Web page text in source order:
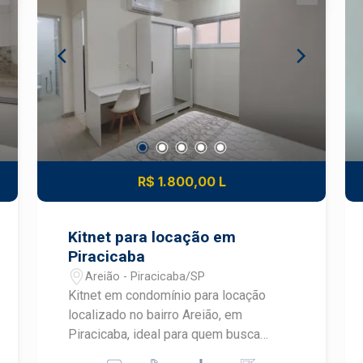
Quem busca qualidade de vida em uma
região com fácil mobilidade em
Piracicaba Uma excelente oportunidade
para morar em um apartamento
completo no bairro Jardim Nova Iguaçu,
com toda a estrutura de um condomínio
moderno e a praticidade que você
procura em Piracicaba. Frias Neto
Consultoria de Imóveis, mais de 37
anos no mercado imobiliário de
Piracicaba. Agende sua visita.
Televisão - Armário - Ar-condicionado -
Banheiro social - Condomínio com
lavanderia de uso comum
DIFERENCIAIS DO IMÓVEL - Imóvel
totalmente mobiliado e pronto para
morar - Internet inclusa no valor do
condomínio - Gás incluso no valor do
condomínio - Opção de locação de vaga
bairro São Dimas LOCALIZAÇÃO E
Dimas, em Piracicaba - Próxima à
Escola Superior de Agricultura Luiz de
Queiroz (ESALQ) - Fácil acesso ao
Shopping Piracicaba - Região com
supermercados, farmácias,
restaurantes e diversos serviços -
Bairro São Dimas com excelente
R$ 1.800,00 L
Kitnet para locação em
Piracicaba
Areião - Piracicaba/SP
Kitnet em condomínio para locação
localizado no bairro Areião, em
Piracicaba, ideal para quem busca